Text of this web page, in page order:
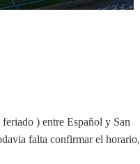
) entre Español y San
falta confirmar el horario,